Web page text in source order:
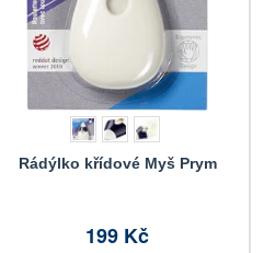
Rádýlko křídové Myš Prym
199 Kč